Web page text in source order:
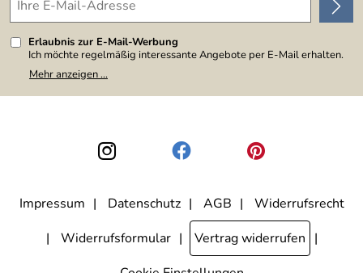
Erlaubnis zur E-Mail-Werbung
Ich möchte regelmäßig interessante Angebote per E-Mail erhalten.
Meine E-Mail-Adresse wird nicht an andere Unternehmen
weitergegeben. Zu statistischen Zwecken wird in anonymer Form
den Link "Abmelden" am Ende des Newsletters anklicke. Die
Datenschutzerklärung
habe ich zur Kenntnis genommen.
Mehr anzeigen ...
Impressum Datenschutz AGB
Widerrufsrecht
Widerrufsformular
Vertrag widerrufen